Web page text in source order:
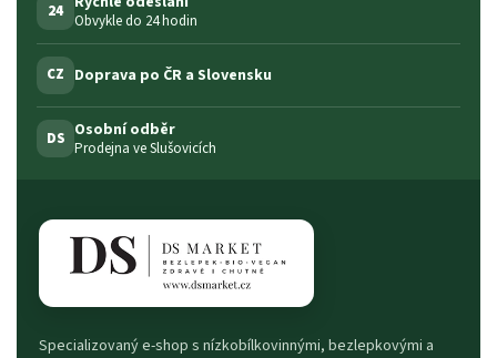
24 Obvykle do 24 hodin
CZ Doprava po ČR a Slovensku
DS Osobní odběr
Prodejna ve Slušovicích
Specializovaný e-shop s nízkobílkovinnými, bezlepkovými a